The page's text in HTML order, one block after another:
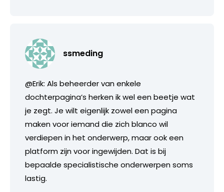
ssmeding
@Erik: Als beheerder van enkele
dochterpagina’s herken ik wel een beetje wat
je zegt. Je wilt eigenlijk zowel een pagina
maken voor iemand die zich blanco wil
verdiepen in het onderwerp, maar ook een
platform zijn voor ingewijden. Dat is bij
bepaalde specialistische onderwerpen soms
lastig.